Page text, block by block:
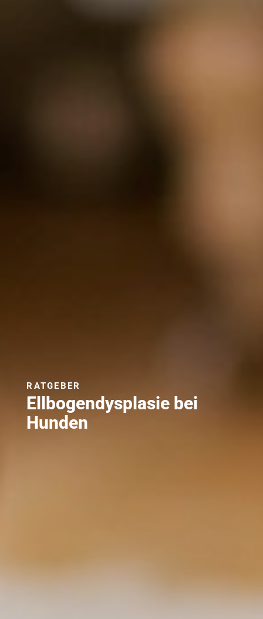
Ellbogendysplasie bei
Hunden
RATGEBER